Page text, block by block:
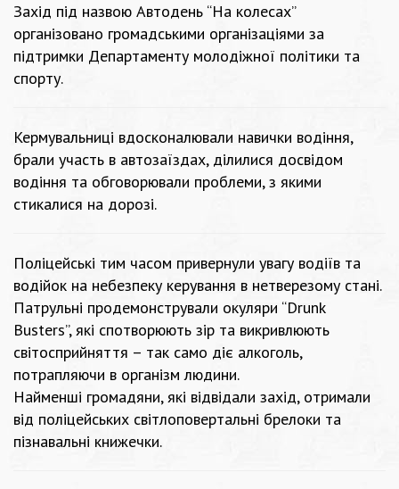
Захід під назвою Автодень “На колесах”
організовано громадськими організаціями за
підтримки Департаменту молодіжної політики та
спорту.
Кермувальниці вдосконалювали навички водіння,
брали участь в автозаїздах, ділилися досвідом
водіння та обговорювали проблеми, з якими
стикалися на дорозі.
Поліцейські тим часом привернули увагу водіїв та
водійок на небезпеку керування в нетверезому стані.
Патрульні продемонстрували окуляри “Drunk
Busters”, які спотворюють зір та викривлюють
світосприйняття – так само діє алкоголь,
потрапляючи в організм людини.
Найменші громадяни, які відвідали захід, отримали
від поліцейських світлоповертальні брелоки та
пізнавальні книжечки.